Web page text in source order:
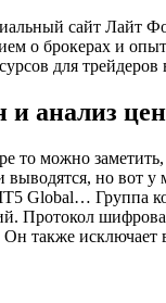
сайт Лайт
о брокерах и
для трейдеров
и анализ
то можно
выводятся, но
Global… Группа
Протокол
также исключает